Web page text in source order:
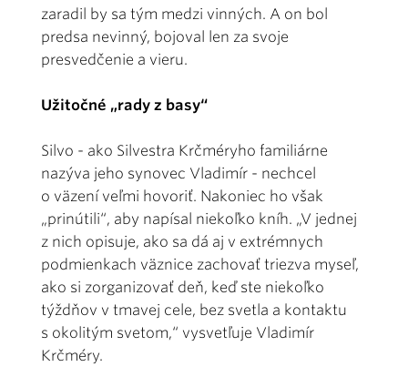
zaradil by sa tým medzi vinných. A on bol
predsa nevinný, bojoval len za svoje
presvedčenie a vieru.
Užitočné „rady z basy“
Silvo - ako Silvestra Krčméryho familiárne
nazýva jeho synovec Vladimír - nechcel
o väzení veľmi hovoriť. Nakoniec ho však
„prinútili“, aby napísal niekoľko kníh. „V jednej
z nich opisuje, ako sa dá aj v extrémnych
podmienkach väznice zachovať triezva myseľ,
ako si zorganizovať deň, keď ste niekoľko
týždňov v tmavej cele, bez svetla a kontaktu
s okolitým svetom,“ vysvetľuje Vladimír
Krčméry.